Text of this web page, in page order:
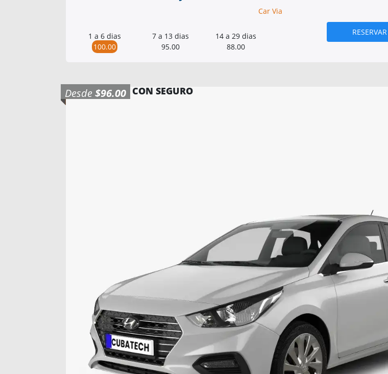
Car Via
1 a 6 dias
100.00
7 a 13 dias
95.00
14 a 29 dias
88.00
RESERVAR
Desde$96.00 CON SEGURO